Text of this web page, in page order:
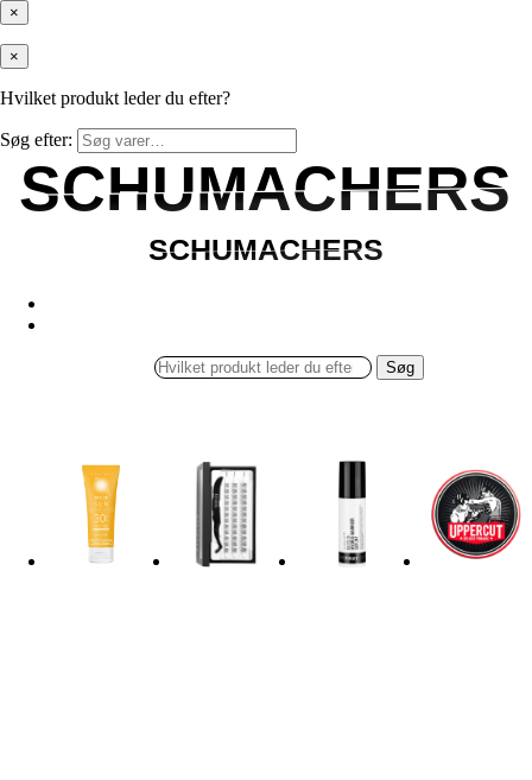
×
×
Hvilket produkt leder du efter?
Søg efter:
SCHUMACHERS
SCHUMACHERS
SCHUMACHERS
SCHUMACHERS
Søg